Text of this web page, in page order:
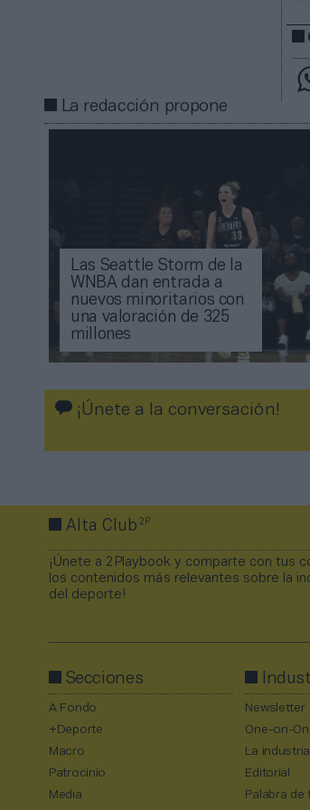
La redacción propone
Las Seattle Storm de la
WNBA dan entrada a
nuevos minoritarios con
una valoración de 325
millones
¡Únete a la conversación!
Alta Club2P
¡Únete a 2Playbook y comparte con tus
los contenidos más relevantes sobre la
del deporte!
Secciones
A Fondo
+Deporte
Macro
Patrocinio
Media
Newsletter
One-on-
La
Editorial
Palabra de